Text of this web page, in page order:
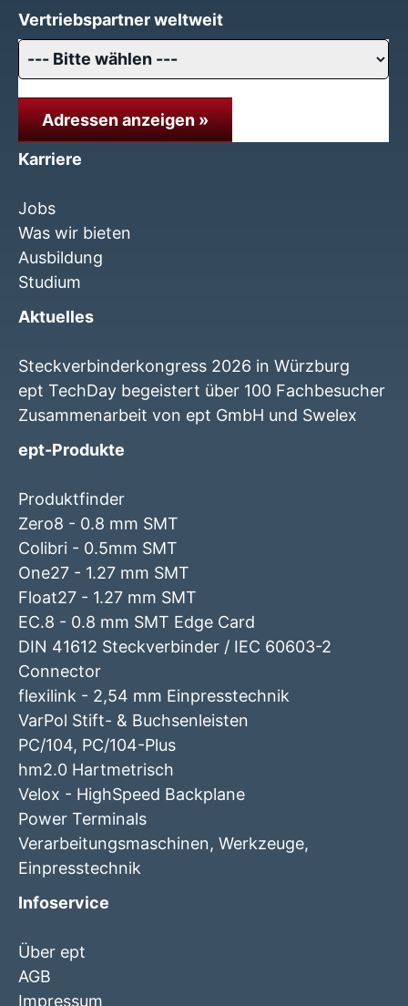
Vertriebspartner weltweit
Adressen anzeigen »
Karriere
Jobs
Was wir bieten
Ausbildung
Studium
Aktuelles
Steckverbinderkongress 2026 in Würzburg
ept TechDay begeistert über 100 Fachbesucher
Zusammenarbeit von ept GmbH und Swelex
ept-Produkte
Produktfinder
Zero8 - 0.8 mm SMT
Colibri - 0.5mm SMT
One27 - 1.27 mm SMT
Float27 - 1.27 mm SMT
EC.8 - 0.8 mm SMT Edge Card
DIN 41612 Steckverbinder / IEC 60603-2
Connector
flexilink - 2,54 mm Einpresstechnik
VarPol Stift- & Buchsenleisten
PC/104, PC/104-Plus
hm2.0 Hartmetrisch
Velox - HighSpeed Backplane
Power Terminals
Verarbeitungsmaschinen, Werkzeuge,
Einpresstechnik
Infoservice
Über ept
AGB
Impressum